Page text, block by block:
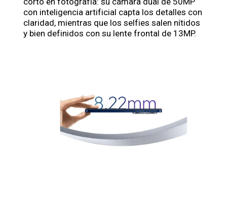
con inteligencia artificial capta los detalles con
claridad, mientras que los selfies salen nítidos
y bien definidos con su lente frontal de 13MP.